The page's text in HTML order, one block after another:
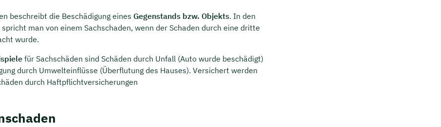
beschreibt die Beschädigung eines Gegenstands bzw. Objekts. In den
man von einem Sachschaden, wenn der Schaden durch eine dritte
wurde.
für Sachschäden sind Schäden durch Unfall (Auto wurde beschädigt)
durch Umwelteinflüsse (Überflutung des Hauses). Versichert werden
durch Haftpflichtversicherungen
mit Tobias
sichern 🤝
dich Montag bis Freitag von 8 bis 18 Uhr
ca. 30 Minuten